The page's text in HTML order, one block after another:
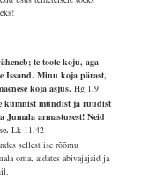
te toote koju, aga
Issand. Minu koja pärast,
koja asjus.Hg 1,9
kümnist mündist ja ruudist
Jumala armastusest! Neid
Lk 11,42
sellest ise rõõmu
oma, aidates abivajajaid ja